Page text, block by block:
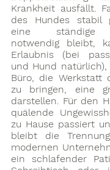
Krankheit ausfällt.
des Hundes stabil
eine ständige
notwendig bleibt,
Erlaubnis (bei
und Hund
Büro, die Werkstatt
zu bringen, eine
darstellen. Für den
quälende
zu Hause passiert
bleibt die
modernen
ein schlafender